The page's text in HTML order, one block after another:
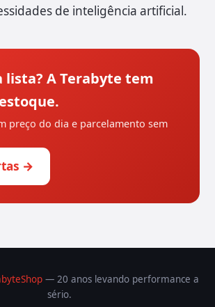
de inteligência artificial.
lista? A Terabyte tem
preço do dia e parcelamento sem
→
— 20 anos levando performance a
sério.